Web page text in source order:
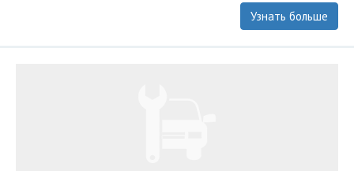
Узнать больше